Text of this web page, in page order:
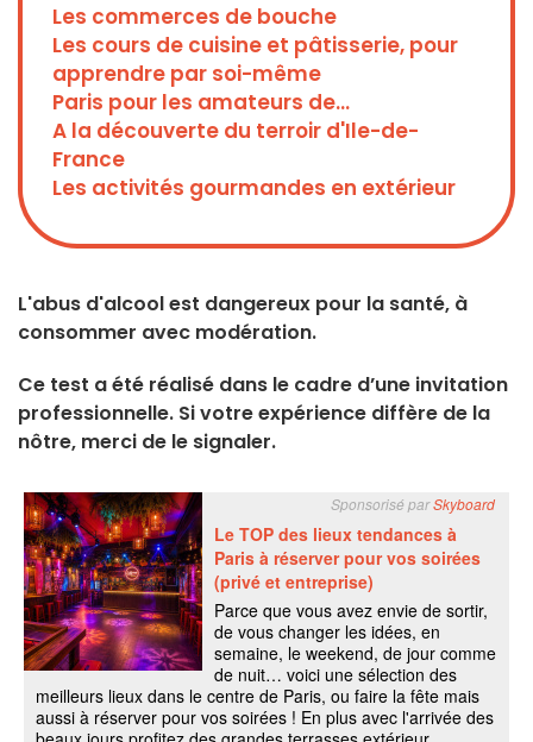
Les commerces de bouche
Les cours de cuisine et pâtisserie, pour
apprendre par soi-même
Paris pour les amateurs de...
A la découverte du terroir d'Ile-de-
France
Les activités gourmandes en extérieur
L'abus d'alcool est dangereux pour la santé, à
consommer avec modération.
Ce test a été réalisé dans le cadre d’une invitation
professionnelle. Si votre expérience diffère de la
nôtre, merci de le signaler.